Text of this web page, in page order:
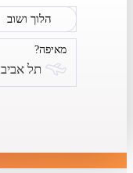
הלוך ושוב
מאיפה?
תל אביב